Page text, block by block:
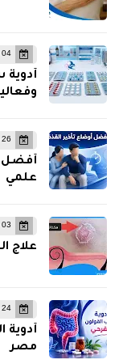
04 أبريل 2026
26 يونيو 2026
أفضل
علمي
03 فبراير 2020
علاج
24 مايو 2026
أدوية
مصر